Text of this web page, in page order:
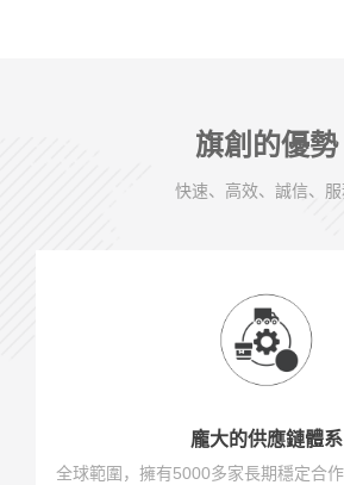
旗創的優勢
快速、高效、誠信、
龐大的供應鏈體系
全球範圍，擁有5000多家長期穩定合